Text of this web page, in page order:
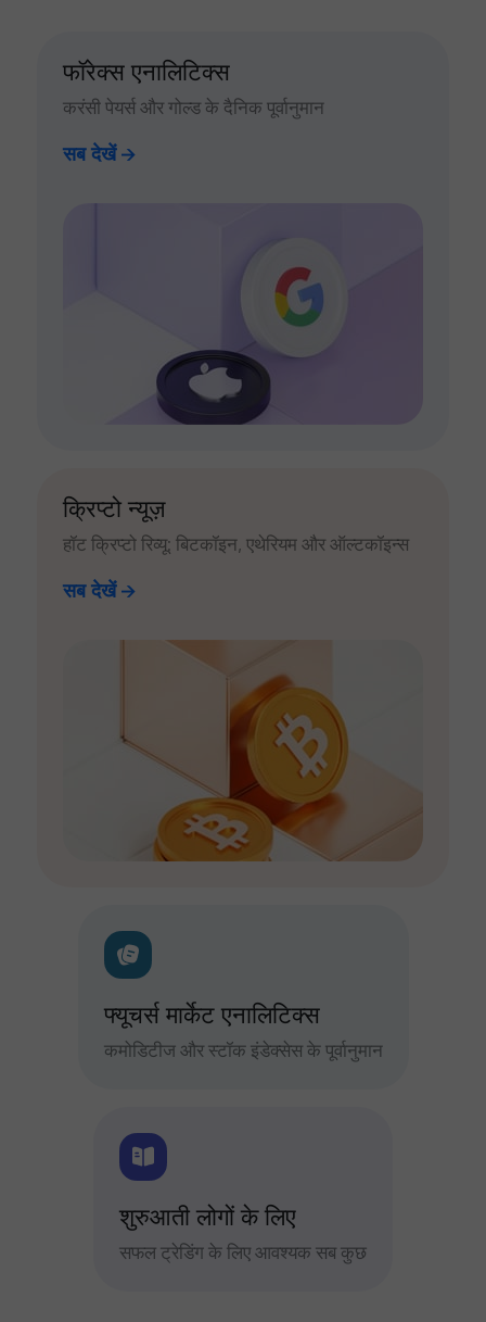
फॉरेक्स एनालिटिक्स
करंसी पेयर्स और गोल्ड के दैनिक पूर्वानुमान
सब देखें
क्रिप्टो न्यूज़
हॉट क्रिप्टो रिव्यू: बिटकॉइन, एथेरियम और ऑल्टकॉइन्स
सब देखें
फ्यूचर्स मार्केट एनालिटिक्स
कमोडिटीज और स्टॉक इंडेक्सेस के पूर्वानुमान
शुरुआती लोगों के लिए
सफल ट्रेडिंग के लिए आवश्यक सब कुछ